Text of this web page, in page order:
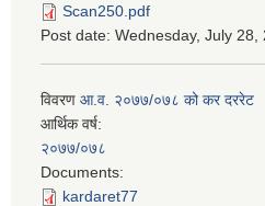
Scan250.pdf
Post date: Wednesday, July 28,
विवरण आ.व. २०७७/०७८ को कर दररेट
आर्थिक वर्ष:
२०७७/०७८
Documents:
kardaret77